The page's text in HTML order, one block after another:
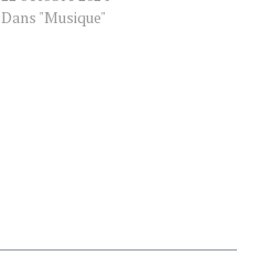
récemment sur ses réseaux
Dans "Musique"